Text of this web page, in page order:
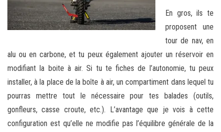
En gros, ils te
proposent une
tour de nav, en
alu ou en carbone, et tu peux également ajouter un réservoir en
modifiant la boite à air. Si tu te fiches de l’autonomie, tu peux
installer, à la place de la boîte à air, un compartiment dans lequel tu
pourras mettre tout le nécessaire pour tes balades (outils,
gonfleurs, casse croute, etc.). L’avantage que je vois à cette
configuration est qu’elle ne modifie pas l’équilibre générale de la